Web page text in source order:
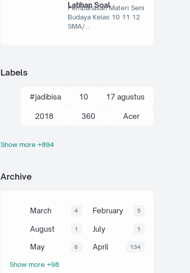
Latihan Soal
Pembahasan Materi Seni
Budaya Kelas 10 11 12
SMA/…
Labels
#jadibisa 10 17 agustus
2018 360 Acer
action kamera
akhir tahun akuntansi
al-quran hadits alami alat
aljabar Alkana amalan
Anaerob
Show more +894
Archive
March 4 February 5
August 1 July 1
May 6 April 134
Show more +98